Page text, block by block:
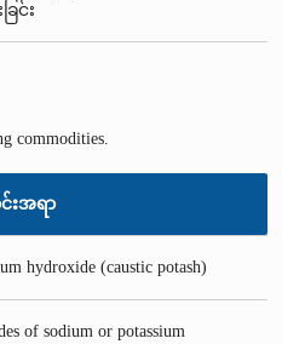
င်း
commodities.
းအရာ
hydroxide (caustic potash)
of sodium or potassium